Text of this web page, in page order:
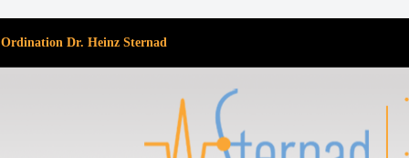
Ordination Dr. Heinz Sternad